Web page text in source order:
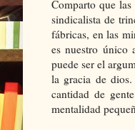
Comparto que
sindicalista de
fábricas, en las
es nuestro único
puede ser el
la gracia de dios.
cantidad de
mentalidad